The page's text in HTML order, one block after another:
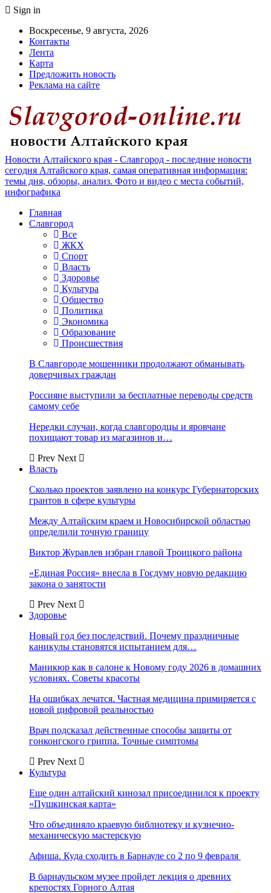
Sign in
Воскресенье, 9 августа, 2026
Контакты
Лента
Карта
Предложить новость
Реклама на сайте
Новости Алтайского края - Славгород - последние новости
сегодня Алтайского края, самая оперативная информация:
темы дня, обзоры, анализ. Фото и видео с места событий,
инфографика
Главная
Славгород
Все
ЖКХ
Спорт
Власть
Здоровье
Культура
Общество
Политика
Экономика
Образование
Происшествия
В Славгороде мошенники продолжают обманывать
доверчивых граждан
Россияне выступили за бесплатные переводы средств
самому себе
Нередки случаи, когда славгородцы и яровчане
похищают товар из магазинов и…
Prev Next
Власть
Сколько проектов заявлено на конкурс Губернаторских
грантов в сфере культуры
Между Алтайским краем и Новосибирской областью
определили точную границу
Виктор Журавлев избран главой Троицкого района
«Единая Россия» внесла в Госдуму новую редакцию
закона о занятости
Prev Next
Здоровье
Новый год без последствий. Почему праздничные
каникулы становятся испытанием для…
Маникюр как в салоне к Новому году 2026 в домашних
условиях. Советы красоты
На ошибках лечатся. Частная медицина примиряется с
новой цифровой реальностью
Врач подсказал действенные способы защиты от
гонконгского гриппа. Точные симптомы
Prev Next
Культура
Еще один алтайский кинозал присоединился к проекту
«Пушкинская карта»
Что объединяло краевую библиотеку и кузнечно-
механическую мастерскую
Афиша. Куда сходить в Барнауле со 2 по 9 февраля
В барнаульском музее пройдет лекция о древних
крепостях Горного Алтая